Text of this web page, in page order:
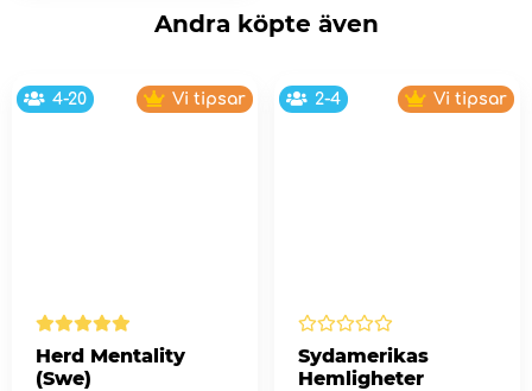
Andra köpte även
4-20 Vi tipsar
Herd Mentality
(Swe)
2-4 Vi tipsar
Sydamerikas
Hemligheter